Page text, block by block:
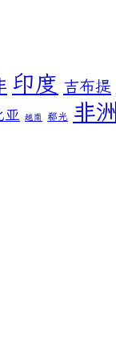
印度 吉布提
亚 越南 郗光 非洲